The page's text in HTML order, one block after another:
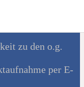
unter Tel.:
zu den o.g.
per E-